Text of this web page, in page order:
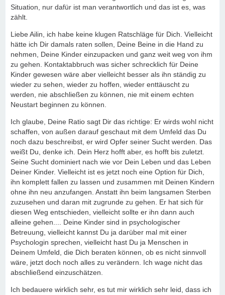
Situation, nur dafür ist man verantwortlich und das ist es, was
zählt.
Liebe Ailin, ich habe keine klugen Ratschläge für Dich. Vielleicht
hätte ich Dir damals raten sollen, Deine Beine in die Hand zu
nehmen, Deine Kinder einzupacken und ganz weit weg von ihm
zu gehen. Kontaktabbruch was sicher schrecklich für Deine
Kinder gewesen wäre aber vielleicht besser als ihn ständig zu
wieder zu sehen, wieder zu hoffen, wieder enttäuscht zu
werden, nie abschließen zu können, nie mit einem echten
Neustart beginnen zu können.
Ich glaube, Deine Ratio sagt Dir das richtige: Er wirds wohl nicht
schaffen, von außen darauf geschaut mit dem Umfeld das Du
noch dazu beschreibst, er wird Opfer seiner Sucht werden. Das
weißt Du, denke ich. Dein Herz hofft aber, es hofft bis zuletzt.
Seine Sucht dominiert nach wie vor Dein Leben und das Leben
Deiner Kinder. Vielleicht ist es jetzt noch eine Option für Dich,
ihn komplett fallen zu lassen und zusammen mit Deinen Kindern
ohne ihn neu anzufangen. Anstatt ihn beim langsamen Sterben
zuzusehen und daran mit zugrunde zu gehen. Er hat sich für
diesen Weg entschieden, vielleicht sollte er ihn dann auch
alleine gehen.... Deine Kinder sind in psychologischer
Betreuung, vielleicht kannst Du ja darüber mal mit einer
Psychologin sprechen, vielleicht hast Du ja Menschen in
Deinem Umfeld, die Dich beraten können, ob es nicht sinnvoll
wäre, jetzt doch noch alles zu verändern. Ich wage nicht das
abschließend einzuschätzen.
Ich bedauere wirklich sehr, es tut mir wirklich sehr leid, dass ich